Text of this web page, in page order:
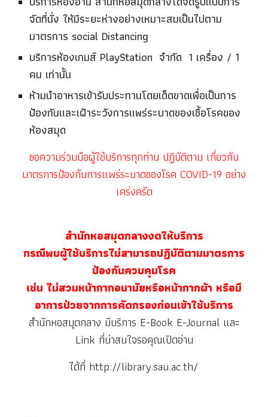
จัดที่นั่ง ให้มีระยะห่างอย่างเหมาะสมเป็นไปตาม
มาตรการ social Distancing
บริการห้องเกมส์ PlayStation จำกัด 1 เครื่อง / 1
คน เท่านั้น
ห้ามนำอาหารเข้ารับประทานโดยเด็ดขาดเพื่อเป็นการ
ป้องกันและเฝ้าระวังการแพร่ระบาดของเชื้อโรคของ
ห้องสมุด
ขอความร่วมมือผู้ใช้บริการทุกท่าน ปฏิบัติตาม เกี่ยวกับ
มาตรการป้องกันการแพร่ระบาดของโรค COVID-19 อย่าง
เคร่งครัด
สำนักหอสมุดกลางงดให้บริการ
กรณีพบผู้ใช้บริการไม่สามารถปฏิบัติตามมาตรการ
ป้องกันควบคุมโรค
เช่น ไม่สวมหน้ากากอนามัยหรือหน้ากากผ้า หรือมี
อาการป่วยจากการคัดกรองก่อนเข้าใช้บริการ
สำนักหอสมุดกลาง มีบริการ E-Book E-Journal และ
Link ที่น่าสนใจรอคุณเปิดอ่าน
ได้ที่ http://library.sau.ac.th/